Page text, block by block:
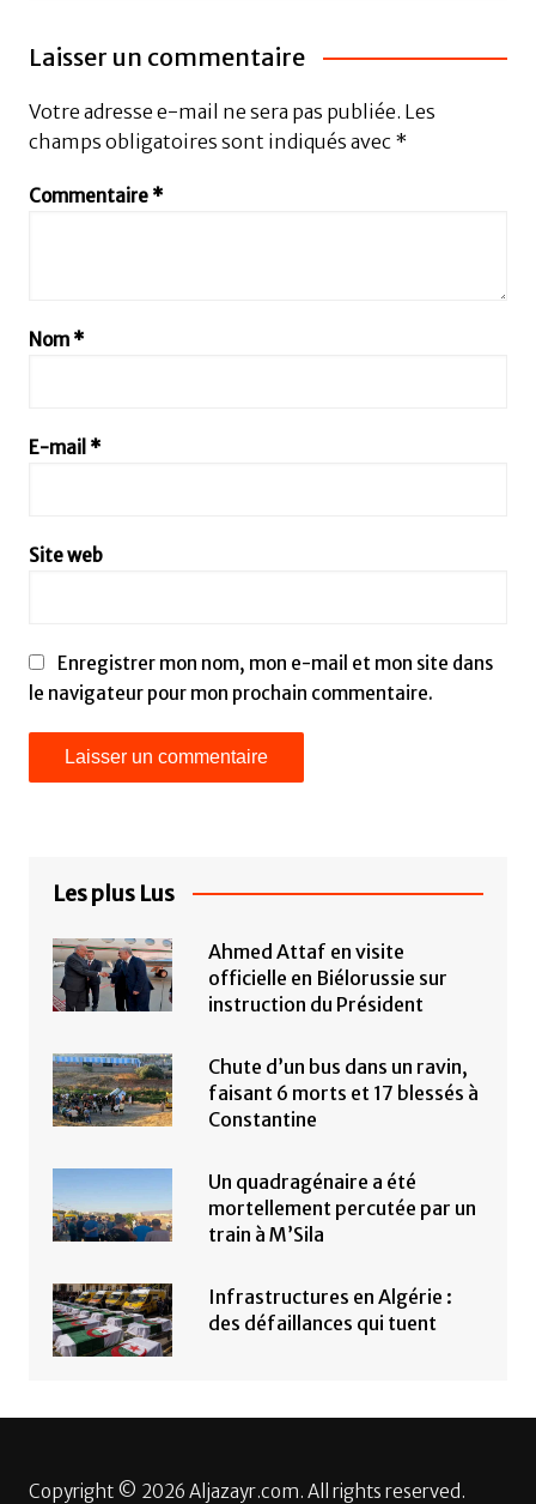
Laisser un commentaire
Votre adresse e-mail ne sera pas publiée. Les
champs obligatoires sont indiqués avec *
Commentaire *
Nom *
E-mail *
Site web
Enregistrer mon nom, mon e-mail et mon site dans
le navigateur pour mon prochain commentaire.
Les plus Lus
Ahmed Attaf en visite
officielle en Biélorussie sur
instruction du Président
Chute d’un bus dans un ravin,
faisant 6 morts et 17 blessés à
Constantine
Un quadragénaire a été
mortellement percutée par un
train à M’Sila
Infrastructures en Algérie :
des défaillances qui tuent
Copyright © 2026 Aljazayr.com. All rights reserved.